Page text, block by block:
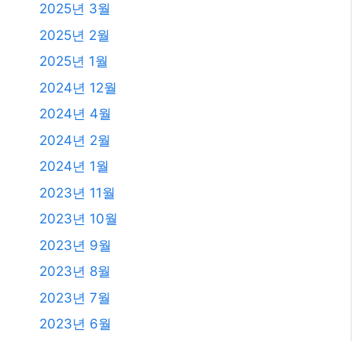
2025년 3월
2025년 2월
2025년 1월
2024년 12월
2024년 4월
2024년 2월
2024년 1월
2023년 11월
2023년 10월
2023년 9월
2023년 8월
2023년 7월
2023년 6월